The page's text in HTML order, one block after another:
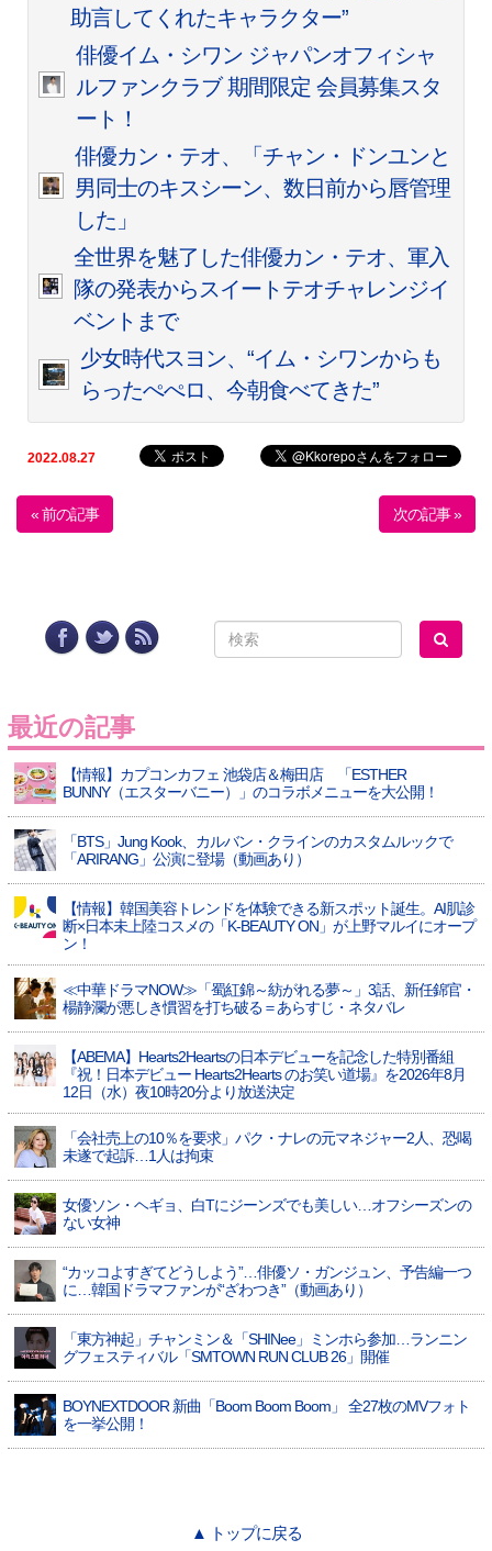
助言してくれたキャラクター”
俳優イム・シワン ジャパンオフィシャ
ルファンクラブ 期間限定 会員募集スタ
ート！
俳優カン・テオ、「チャン・ドンユンと
男同士のキスシーン、数日前から唇管理
した」
全世界を魅了した俳優カン・テオ、軍入
隊の発表からスイートテオチャレンジイ
ベントまで
少女時代スヨン、“イム・シワンからも
らったぺぺロ、今朝食べてきた”
2022.08.27
« 前の記事 次の記事 »
最近の記事
【情報】カプコンカフェ 池袋店＆梅田店 「ESTHER
BUNNY（エスターバニー）」のコラボメニューを大公開！
「BTS」Jung Kook、カルバン・クラインのカスタムルックで
「ARIRANG」公演に登場（動画あり）
【情報】韓国美容トレンドを体験できる新スポット誕生。AI肌診
断×日本未上陸コスメの「K-BEAUTY ON」が上野マルイにオープ
ン！
≪中華ドラマNOW≫「蜀紅錦～紡がれる夢～」3話、新任錦官・
楊静瀾が悪しき慣習を打ち破る＝あらすじ・ネタバレ
【ABEMA】Hearts2Heartsの日本デビューを記念した特別番組
『祝！日本デビュー Hearts2Hearts のお笑い道場』を2026年8月
12日（水）夜10時20分より放送決定
「会社売上の10％を要求」パク・ナレの元マネジャー2人、恐喝
未遂で起訴…1人は拘束
女優ソン・ヘギョ、白Tにジーンズでも美しい…オフシーズンの
ない女神
“カッコよすぎてどうしよう”…俳優ソ・ガンジュン、予告編一つ
に…韓国ドラマファンが“ざわつき”（動画あり）
「東方神起」チャンミン＆「SHINee」ミンホら参加…ランニン
グフェスティバル「SMTOWN RUN CLUB 26」開催
BOYNEXTDOOR 新曲「Boom Boom Boom」 全27枚のMVフォト
を一挙公開！
▲ トップに戻る